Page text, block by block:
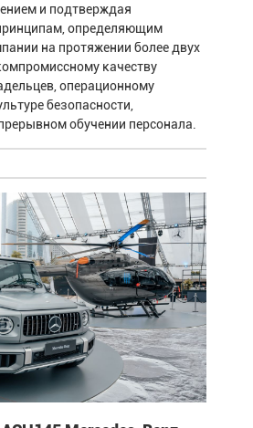
и подтверждая
определяющим
на протяжении более двух
качеству
операционному
безопасности,
обучении персонала.